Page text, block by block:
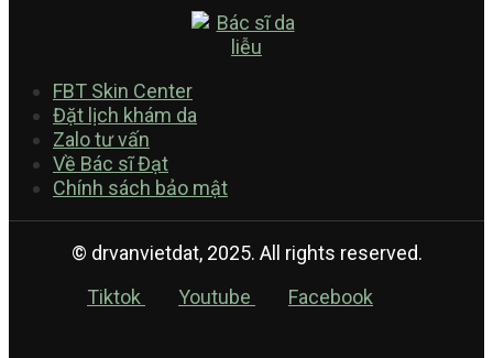
FBT Skin Center
Đặt lịch khám da
Zalo tư vấn
Về Bác sĩ Đạt
Chính sách bảo mật
© drvanvietdat, 2025. All rights reserved.
Tiktok
Youtube Facebook